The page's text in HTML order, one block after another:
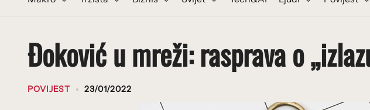
Đoković u mreži: rasprava o
POVIJEST 23/01/2022